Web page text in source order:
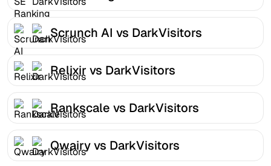
Scrunch AI vs DarkVisitors
Relixir vs DarkVisitors
Rankscale vs DarkVisitors
Qwairy vs DarkVisitors